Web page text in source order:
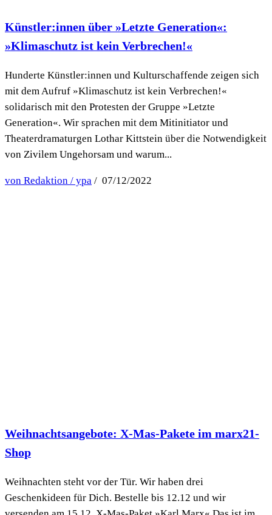
Künstler:innen über »Letzte Generation«:
»Klimaschutz ist kein Verbrechen!«
Hunderte Künstler:innen und Kulturschaffende zeigen sich
mit dem Aufruf »Klimaschutz ist kein Verbrechen!«
solidarisch mit den Protesten der Gruppe »Letzte
Generation«. Wir sprachen mit dem Mitinitiator und
Theaterdramaturgen Lothar Kittstein über die Notwendigkeit
von Zivilem Ungehorsam und warum...
von Redaktion / ypa / 07/12/2022
Weihnachtsangebote: X-Mas-Pakete im marx21-
Shop
Weihnachten steht vor der Tür. Wir haben drei
Geschenkideen für Dich. Bestelle bis 12.12 und wir